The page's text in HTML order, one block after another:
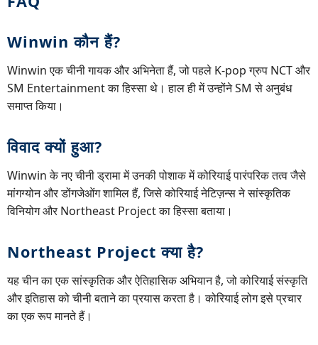
Winwin कौन हैं?
Winwin एक चीनी गायक और अभिनेता हैं, जो पहले K-pop ग्रुप NCT और
SM Entertainment का हिस्सा थे। हाल ही में उन्होंने SM से अनुबंध
समाप्त किया।
विवाद क्यों हुआ?
Winwin के नए चीनी ड्रामा में उनकी पोशाक में कोरियाई पारंपरिक तत्व जैसे
मांगग्योन और डोंगजेओंग शामिल हैं, जिसे कोरियाई नेटिज़न्स ने सांस्कृतिक
विनियोग और Northeast Project का हिस्सा बताया।
Northeast Project क्या है?
यह चीन का एक सांस्कृतिक और ऐतिहासिक अभियान है, जो कोरियाई संस्कृति
और इतिहास को चीनी बताने का प्रयास करता है। कोरियाई लोग इसे प्रचार
का एक रूप मानते हैं।